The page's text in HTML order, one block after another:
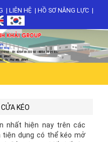
| LIÊN HỆ | HỒ SƠ NĂNG LỰC |
CỬA KÉO
nhất hiện nay trên các
dụng có thể kéo mở